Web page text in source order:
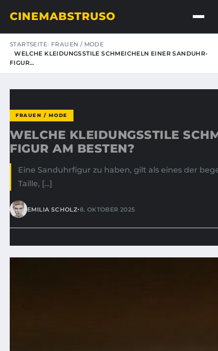
CINEMABSTRUSO
STARTSEITE FRAUEN / MODE
WELCHE KLEIDUNGSSTILE SCHMEICHELN EINER SANDUHR-
FIGUR…
FRAUEN / MODE
WELCHE KLEIDUNGSSTILE
FIGUR AM BESTEN?
Eine Sanduhrfigur zu haben, gilt als eines der
Taille, […]
EMILIA SCHOLZ•8. OKTOBER 2025